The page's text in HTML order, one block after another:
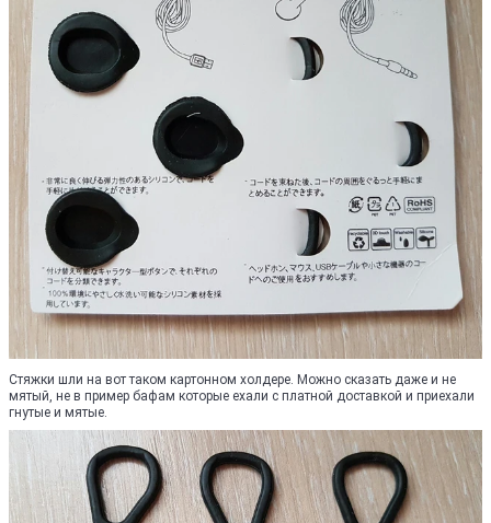
Стяжки шли на вот таком картонном холдере. Можно сказать даже и не
мятый, не в пример бафам которые ехали с платной доставкой и приехали
гнутые и мятые.